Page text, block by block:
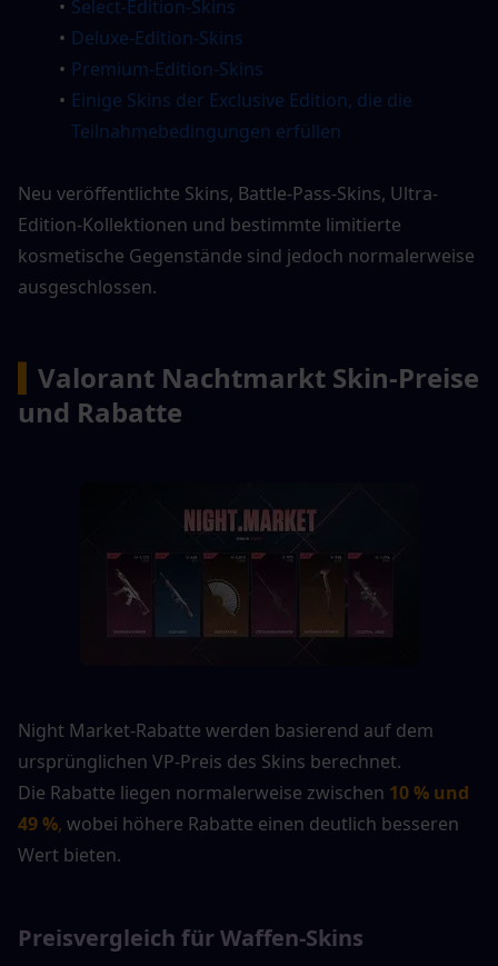
Select-Edition-Skins
Deluxe-Edition-Skins
Premium-Edition-Skins
Einige Skins der Exclusive Edition, die die
Teilnahmebedingungen erfüllen
Neu veröffentlichte Skins, Battle-Pass-Skins, Ultra-
Edition-Kollektionen und bestimmte limitierte
kosmetische Gegenstände sind jedoch normalerweise
ausgeschlossen.
Valorant Nachtmarkt Skin-Preise
und Rabatte
Night Market-Rabatte werden basierend auf dem
ursprünglichen VP-Preis des Skins berechnet.
Die Rabatte liegen normalerweise zwischen 10 % und
49 %, wobei höhere Rabatte einen deutlich besseren
Wert bieten.
Preisvergleich für Waffen-Skins